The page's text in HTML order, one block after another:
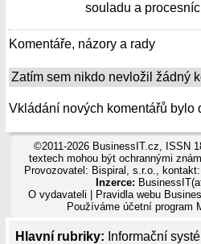
Hlavní rubriky: Informační
souladu a
Komentáře, názory a rady
Zatím sem nikdo nevložil žádný
Vkládání nových komentářů bylo
©2011-2026 BusinessIT.cz, ISSN
textech mohou být ochrannými
Provozovatel: Bispiral, s.r.o.,
Inzerce:
O vydavateli
Pravidla webu
Používámeúčetní program